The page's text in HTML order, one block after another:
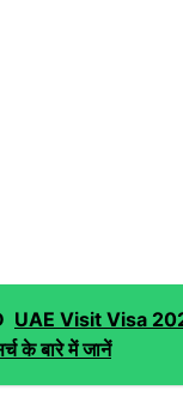
UAE Visit Visa
के बारे में जानें